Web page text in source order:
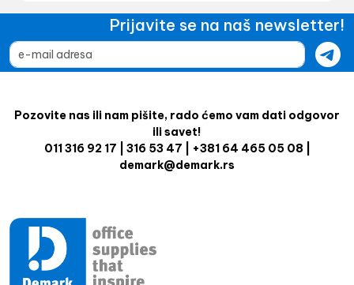
Prijavite se na naš newsletter!
Pozovite nas ili nam pišite, rado ćemo vam dati odgovor
ili savet!
011 316 92 17 | 316 53 47 | +381 64 465 05 08 |
demark@demark.rs